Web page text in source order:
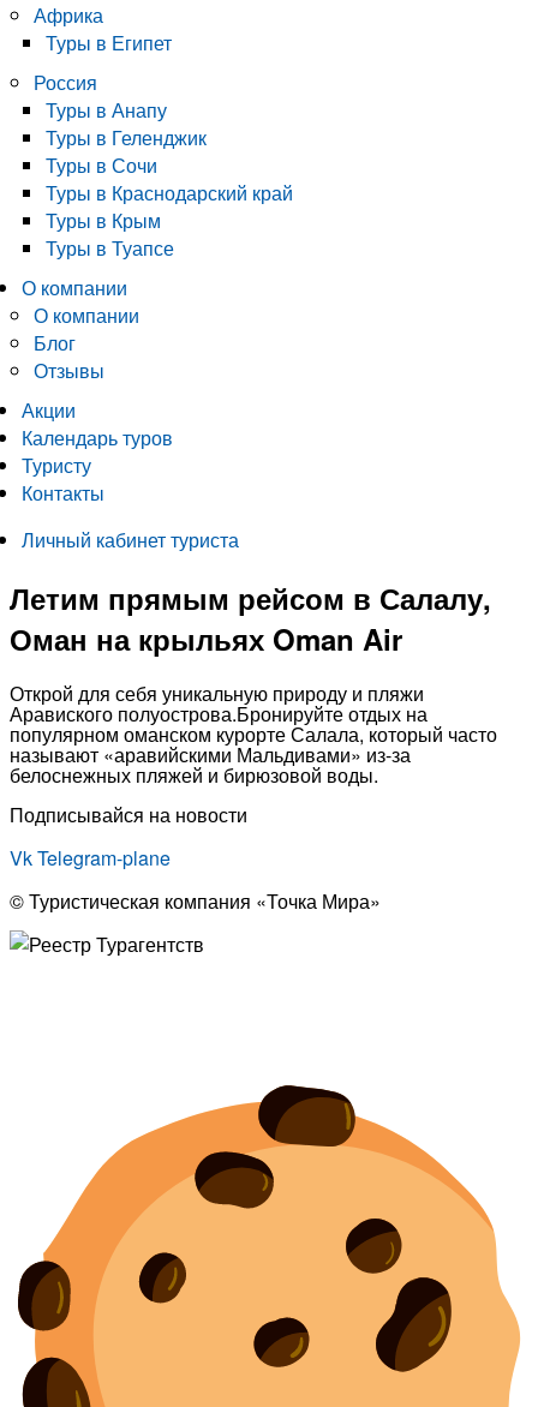
Африка
Туры в Египет
Россия
Туры в Анапу
Туры в Геленджик
Туры в Сочи
Туры в Краснодарский край
Туры в Крым
Туры в Туапсе
О компании
О компании
Блог
Отзывы
Акции
Календарь туров
Туристу
Контакты
Личный кабинет туриста
Летим прямым рейсом в Салалу,
Оман на крыльях Oman Air
Открой для себя уникальную природу и пляжи
Аравиского полуострова.Бронируйте отдых на
популярном оманском курорте Салала, который часто
называют «аравийскими Мальдивами» из-за
белоснежных пляжей и бирюзовой воды.
Подписывайся на новости
VkTelegram-plane
© Туристическая компания «Точка Мира»